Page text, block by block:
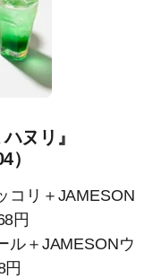
ヌリ』
）
コリ＋JAMESON
円
ル＋JAMESONウ
円